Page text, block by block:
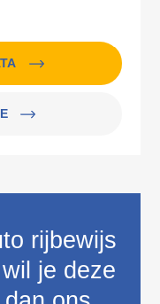
rijbewijs
je deze